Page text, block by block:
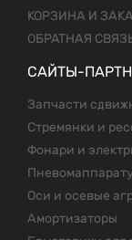
КОРЗИНА И
ОБРАТНАЯ
САЙТЫ-
Запчасти
Стремянки и
Фонари и
Оси и осевые
Амортизаторы